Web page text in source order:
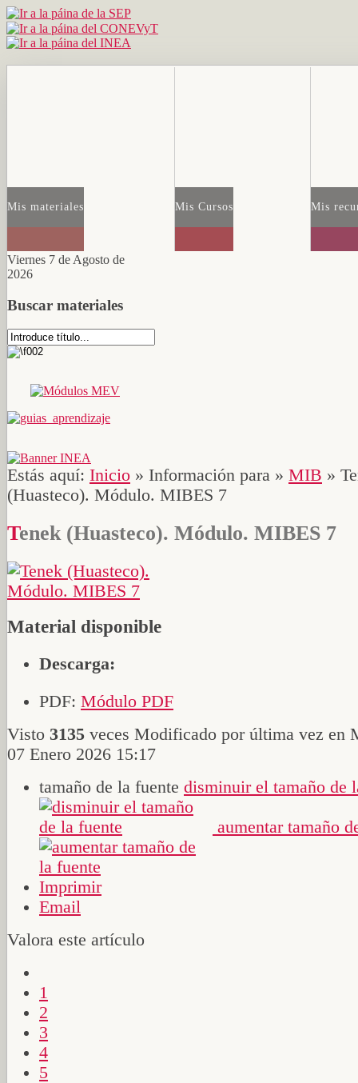
Mis materiales Mis Cursos Mis
Viernes 7 de Agosto de
2026
Buscar materiales
Estás aquí: Inicio » Información para » MIB »
(Huasteco). Módulo. MIBES 7
Tenek (Huasteco). Módulo. MIBES 7
Material disponible
Descarga:
PDF: Módulo PDF
Visto 3135 veces Modificado por última vez en
07 Enero 2026 15:17
tamaño de la fuente disminuir el tamaño de
aumentar tamaño
Imprimir
Email
Valora este artículo
1
2
3
4
5